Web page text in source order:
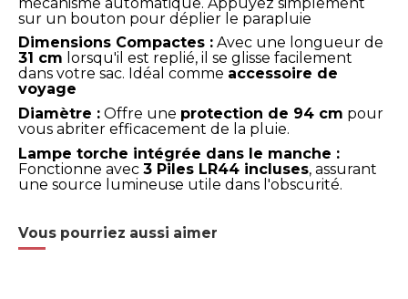
sur un bouton pour déplier le parapluie
Dimensions Compactes : Avec une longueur de
31 cm lorsqu'il est replié, il se glisse facilement
dans votre sac. Idéal comme accessoire de
voyage
Diamètre : Offre une protection de 94 cm pour
vous abriter efficacement de la pluie.
Lampe torche intégrée dans le manche :
Fonctionne avec3 Piles LR44 incluses, assurant
une source lumineuse utile dans l'obscurité.
Vous pourriez aussi aimer